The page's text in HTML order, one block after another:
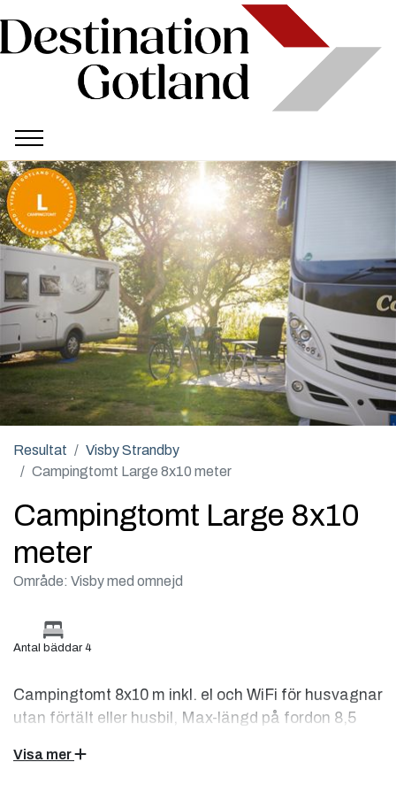
Resultat
Visby Strandby
Campingtomt Large 8x10 meter
Campingtomt Large 8x10
meter
Område: Visby med omnejd
Antal bäddar 4
Campingtomt 8x10 m inkl. el och WiFi för husvagnar
utan förtält eller husbil, Max-längd på fordon 8,5
faciliteter och mot havet med vacker havsutsikt
Visa mer